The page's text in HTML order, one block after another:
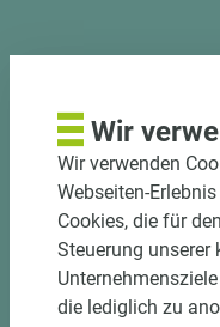
Nutzen Sie
und winkelgenau
Hohe und
Wir
Wir verwenden
Webseiten-
Cookies, die für
Steuerung unserer
die lediglich zu